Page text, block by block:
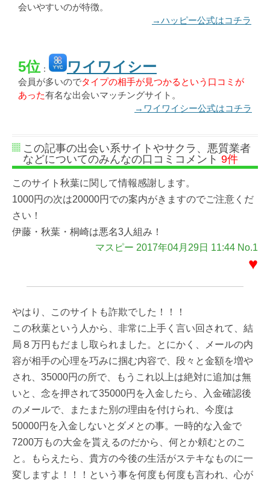
会いやすいのが特徴。
→ハッピー公式はコチラ
5位 ： ワイワイシー
会員が多いのでタイプの相手が見つかるという口コミが
あった有名な出会いマッチングサイト。
→ワイワイシー公式はコチラ
この記事の出会い系サイトやサクラ、悪質業者
などについてのみんなの口コミコメント 9件
このサイト秋葉に関して情報感謝します。
1000円の次は20000円での案内がきますのでご注意くだ
さい！
伊藤・秋葉・桐崎は悪名3人組み！
マスピー 2017年04月29日 11:44 No.1
♥
やはり、このサイトも詐欺でした！！！
この秋葉という人から、非常に上手く言い回されて、結
局８万円もだまし取られました。とにかく、メールの内
容が相手の心理を巧みに掴む内容で、段々と金額を増や
され、35000円の所で、もうこれ以上は絶対に追加は無
いと、念を押されて35000円を入金したら、入金確認後
のメールで、またまた別の理由を付けられ、今度は
50000円を入金しないとダメとの事。一時的な入金で
7200万もの大金を貰えるのだから、何とか頼むとのこ
と。もらえたら、貴方の今後の生活がステキなものに一
変しますよ！！！という事を何度も何度も言われ、心が